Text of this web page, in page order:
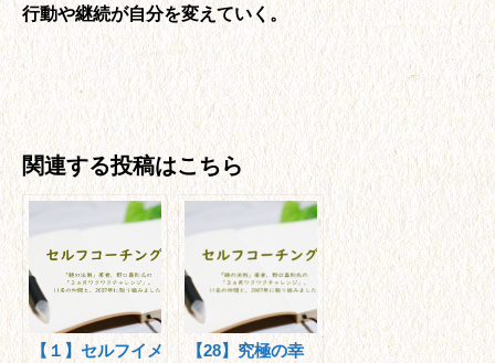
行動や継続が自分を変えていく。
関連する投稿はこちら
【１】セルフイメ
【28】究極の幸